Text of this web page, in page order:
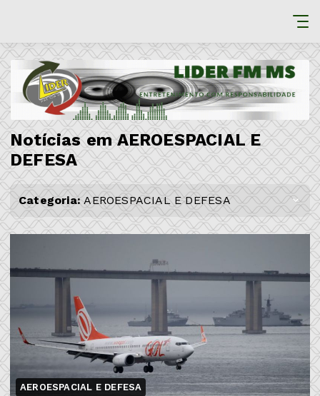
Notícias em AEROESPACIAL E
DEFESA
Categoria: AEROESPACIAL E DEFESA
AEROESPACIAL E DEFESA